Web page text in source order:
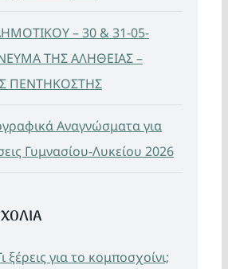
– 30 & 31-05-
ΤΗΣ ΑΛΗΘΕΙΑΣ –
ΠΕΝΤΗΚΟΣΤΗΣ
Αναγνώσματα για
Γυμνασίου-Λυκείου 2026
ξέρεις για το κομποσχοίνι;